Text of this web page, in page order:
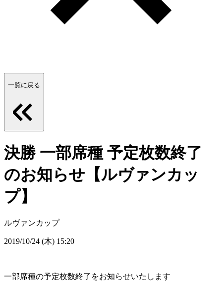
一覧に戻る
決勝 一部席種 予定枚数終了
のお知らせ【ルヴァンカッ
プ】
ルヴァンカップ
2019/10/24 (木) 15:20
一部席種の予定枚数終了をお知らせいたします